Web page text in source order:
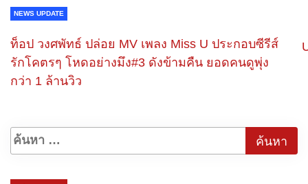
NEWS UPDATE
ท็อป วงศพัทธ์ ปล่อย MV เพลง Miss U ประกอบซีรีส์
รักโคตรๆ โหดอย่างมึง#3 ดังข้ามคืน ยอดคนดูพุ่ง
กว่า 1 ล้านวิว